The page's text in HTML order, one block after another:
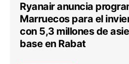
Ryanair anuncia
Marruecos para el
con 5,3 millones de
base en Rabat